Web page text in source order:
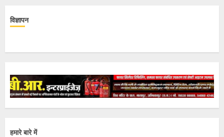
विज्ञापन
हमारे बारे में